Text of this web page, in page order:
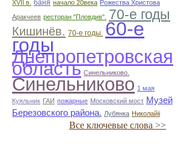
XVII в. баня начало 20века Рожества Христова
Аракчеев ресторан "Пловдив". 70-е годы
Кишинёв. 70-е годы. 60-е
годы
Днепропетровская
область Синельниково.
Синельниково 1 мая
Куяльник ГАИ пожарные Московский мост Музей
Березовского района. Лубянка Николайii
Все ключевые слова >>